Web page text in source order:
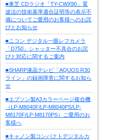
■東芝 CDラジオ「TY-CWX90」電
波法の技術基準適合証明等の表示不
備についてご愛用のお客様へのお詫
びとお知らせ
■ニコン デジタル一眼レフカメラ
「D750」シャッター不具合のお詫
びと対応に関するご案内
■SHARP液晶テレビ「AQUOS R30
ライン」の録画障害に関するお知ら
せ
■エプソン製A3カラーページ複合機
（LP-M8040F/LP-M8040PS/LP-
M8170F/LP-M8170PS）ご愛用のお
客様へ
■キャノン製コンパクトデジタルカ